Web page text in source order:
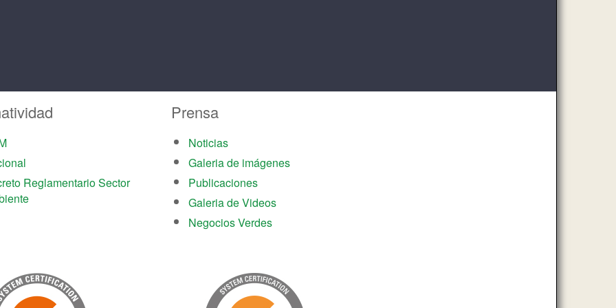
Reglamentario Sector
Prensa
Noticias
Galeria de imágenes
Publicaciones
Galeria de Videos
Negocios Verdes